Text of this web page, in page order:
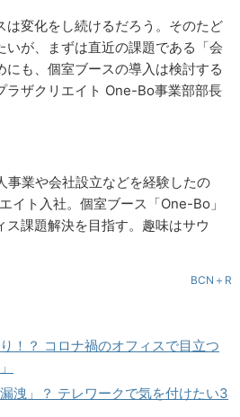
は変化をし続けるだろう。そのたど
いが、まずは直近の課題である「会
も、個室ブースの導入は検討する
ラザクリエイト One-Bo事業部部長
事業や会社設立などを経験したの
イト入社。個室ブース「One-Bo」
ス課題解決を目指す。趣味はサウ
BCN＋R
！？ コロナ禍のオフィスで目立つ
洩」？ テレワークで気を付けたい3